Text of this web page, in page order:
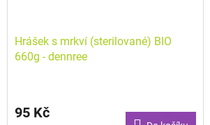
Hrášek s mrkví (sterilované) BIO
660g - dennree
95 Kč